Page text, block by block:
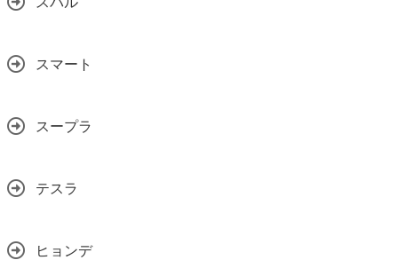
スマート
スープラ
テスラ
ヒョンデ